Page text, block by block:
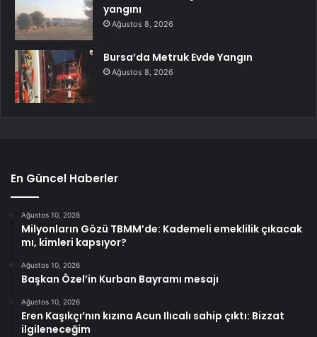
yangını
Ağustos 8, 2026
Bursa’da Metruk Evde Yangın
Ağustos 8, 2026
En Güncel Haberler
Ağustos 10, 2026
Milyonların Gözü TBMM’de: Kademeli emeklilik çıkacak
mı, kimleri kapsıyor?
Ağustos 10, 2026
Başkan Özel’in Kurban Bayramı mesajı
Ağustos 10, 2026
Eren Kaşıkçı’nın kızına Acun Ilıcalı sahip çıktı: Bizzat
ilgileneceğim